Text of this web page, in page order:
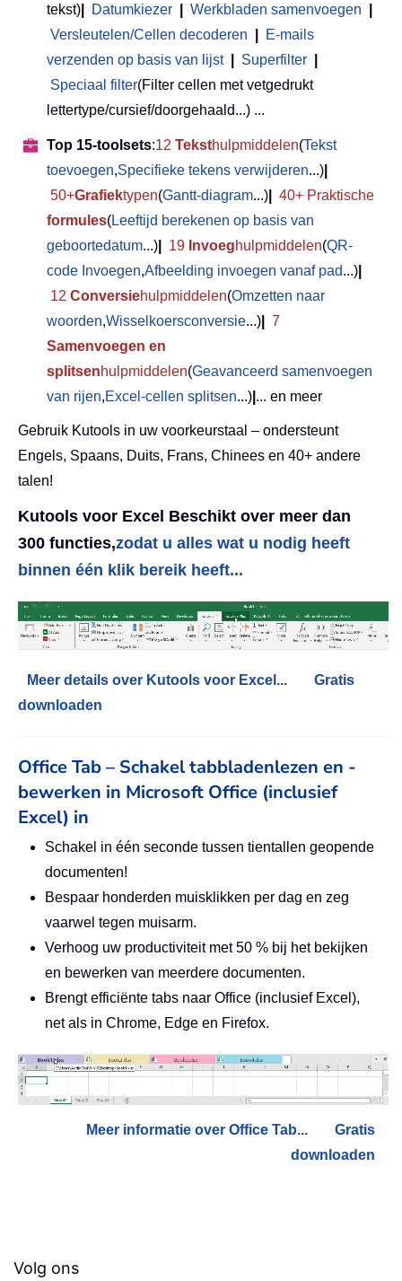
tekst)
Datumkiezer Werkbladen samenvoegen
Versleutelen/Cellen decoderen
E-mails
verzenden op basis van lijst
Superfilter
Speciaal filter(Filter cellen met vetgedrukt
lettertype/cursief/doorgehaald...) ...
Top 15-toolsets:12 Teksthulpmiddelen(Tekst
toevoegen,Specifieke tekens verwijderen...)
50+Grafiektypen(Gantt-diagram...)
40+ Praktische
formules(Leeftijd berekenen op basis van
geboortedatum...) 19 Invoeghulpmiddelen(QR-
code Invoegen,Afbeelding invoegen vanaf pad...)
12 Conversiehulpmiddelen(Omzetten naar
woorden,Wisselkoersconversie...)
7
Samenvoegen en
splitsenhulpmiddelen(Geavanceerd samenvoegen
van rijen,Excel-cellen splitsen...) ... en meer
Gebruik Kutools in uw voorkeurstaal – ondersteunt
Engels, Spaans, Duits, Frans, Chinees en 40+ andere
talen!
Kutools voor Excel Beschikt over meer dan
300 functies,zodat u alles wat u nodig heeft
binnen één klik bereik heeft...
Meer details over Kutools voor Excel...
Gratis
downloaden
Office Tab – Schakel tabbladenlezen en -
bewerken in Microsoft Office (inclusief
Excel) in
Schakel in één seconde tussen tientallen geopende
documenten!
Bespaar honderden muisklikken per dag en zeg
vaarwel tegen muisarm.
Verhoog uw productiviteit met 50 % bij het bekijken
en bewerken van meerdere documenten.
Brengt efficiënte tabs naar Office (inclusief Excel),
net als in Chrome, Edge en Firefox.
Meer informatie over Office Tab...
Gratis
downloaden
Volg ons